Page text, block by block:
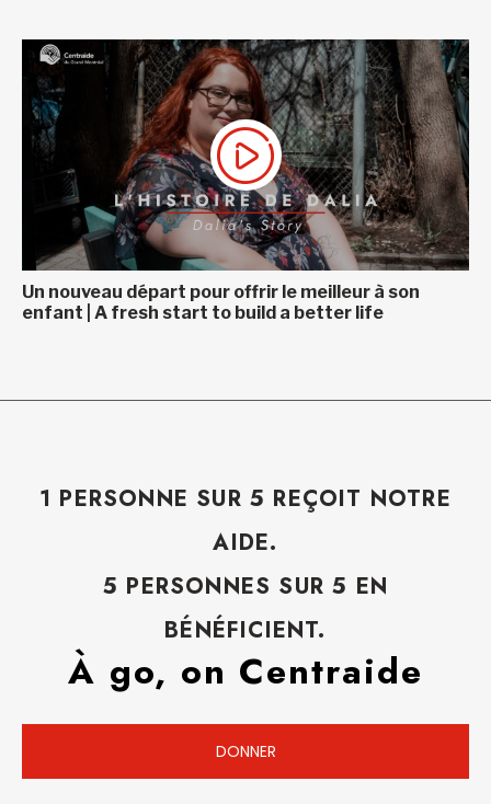
Un nouveau départ pour offrir le meilleur à son
enfant | A fresh start to build a better life
1 PERSONNE SUR 5 REÇOIT NOTRE
AIDE.
5 PERSONNES SUR 5 EN
BÉNÉFICIENT.
À go, on Centraide
DONNER